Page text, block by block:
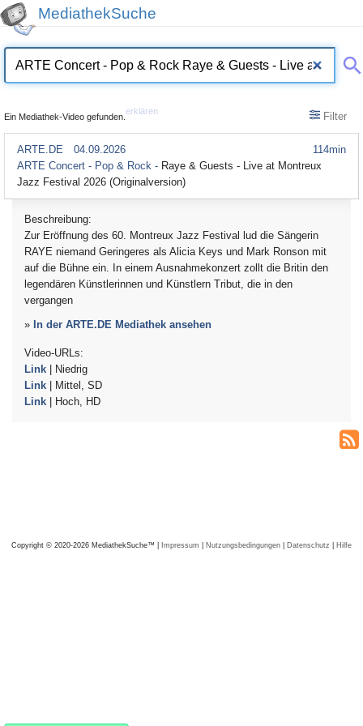
MediathekSuche
Ein Mediathek-Video gefunden.
erklären Filter
114min
ARTE.DE
04.09.2026
ARTE Concert - Pop & Rock - Raye & Guests - Live at Montreux
Jazz Festival 2026 (Originalversion)
Beschreibung:
Zur Eröffnung des 60. Montreux Jazz Festival lud die Sängerin
RAYE niemand Geringeres als Alicia Keys und Mark Ronson mit
auf die Bühne ein. In einem Ausnahmekonzert zollt die Britin den
legendären Künstlerinnen und Künstlern Tribut, die in den
vergangen
» In der ARTE.DE Mediathek ansehen
Video-URLs:
Link | Niedrig
Link | Mittel, SD
Link | Hoch, HD
Copyright © 2020-2026 MediathekSuche™ | Impressum | Nutzungsbedingungen | Datenschutz | Hilfe